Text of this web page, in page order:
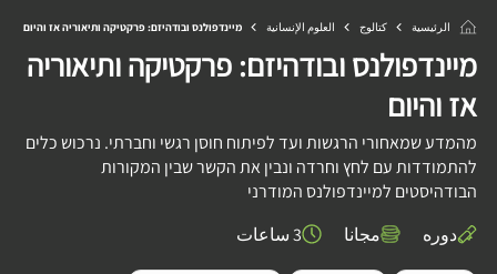
الرئيسية كتالوج العلوم الإنسانية מיינדפולנס ובודהיזם: פרקטיקה ותיאוריה אז והיום
מיינדפולנס ובודהיזם: פרקטיקה ותיאוריה
אז והיום
מהמדע שמאחורי הרגשות ועד לפיתוח חוסן רגשי וחברתי. נרכוש כלים
להתמודדות עם לחץ וחרדה ונבין את הקשר שבין המקורות
הבודהיסטים למיינדפולנס המודרני
دوره
مجانا 3 ساعات